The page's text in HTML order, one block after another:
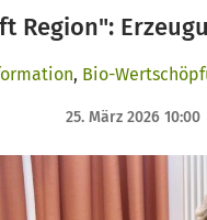
Region":
, Bio-
25. März 2026